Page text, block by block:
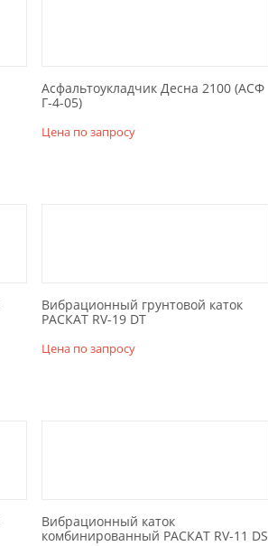
Асфальтоукладчик Десна 2100 (АСФ
Г-4-05)
Цена по запросу
Вибрационный грунтовой каток
РАСКАТ RV-19 DT
Цена по запросу
Вибрационный каток
комбинированный РАСКАТ RV-11 DS